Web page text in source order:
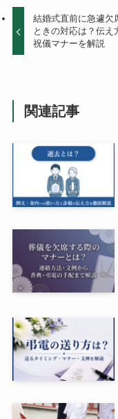
結婚式直前に急遽欠
ときの対応は？伝え
祝儀マナーを解説
関連記事